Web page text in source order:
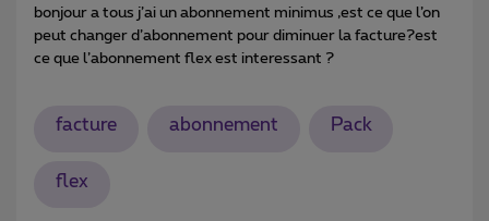
bonjour a tous j’ai un abonnement minimus ,est ce que l’on
peut changer d’abonnement pour diminuer la facture?est
ce que l’abonnement flex est interessant ?
facture abonnement Pack
flex